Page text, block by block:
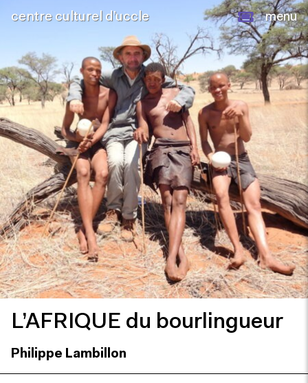
centre culturel d’uccle menu
L’AFRIQUE du bourlingueur
Philippe Lambillon